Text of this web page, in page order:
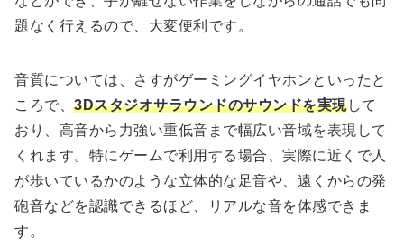
題なく行えるので、大変便利です。
音質については、さすがゲーミングイヤホンといったと
ころで、 3Dスタジオサラウンドのサウンドを実現して
おり、高音から力強い重低音まで幅広い音域を表現して
くれます。特にゲームで利用する場合、実際に近くで人
が歩いているかのような立体的な足音や、遠くからの発
砲音などを認識できるほど、リアルな音を体感できま
す。